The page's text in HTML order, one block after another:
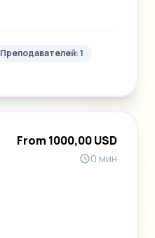
Преподавателей: 1
From 1000,00 USD
0 мин